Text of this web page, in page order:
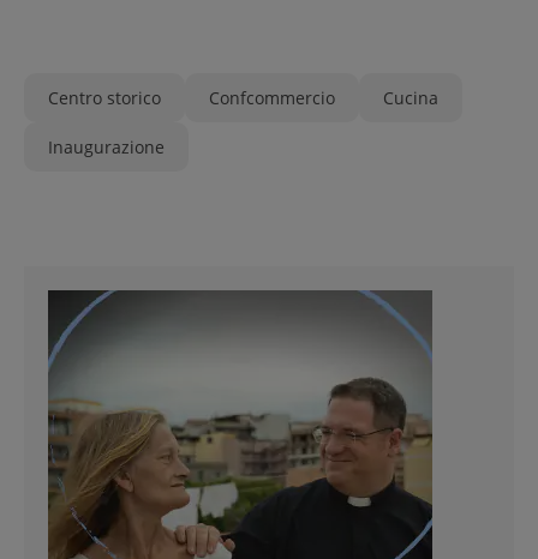
Centro storico Confcommercio Cucina
Inaugurazione